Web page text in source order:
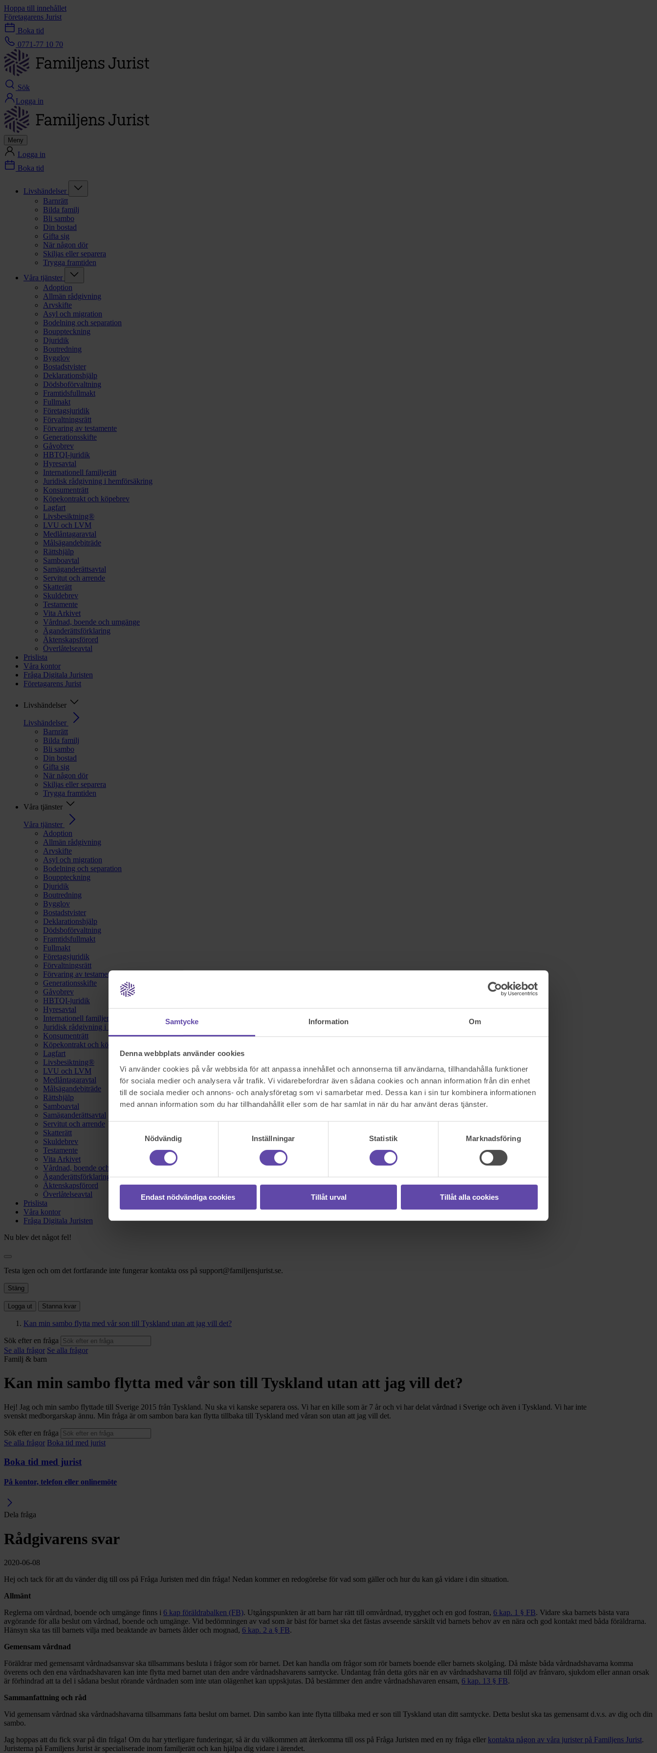
Samtycke Information Om
Denna webbplats använder cookies
Vi använder cookies på vår webbsida för att anpassa innehållet och annonserna till användarna, tillhandahålla funktioner
för sociala medier och analysera vår trafik. Vi vidarebefordrar även sådana cookies och annan information från din enhet
till de sociala medier och annons- och analysföretag som vi samarbetar med. Dessa kan i sin tur kombinera informationen
med annan information som du har tillhandahållit eller som de har samlat in när du har använt deras tjänster.
Nödvändig
Inställningar Statistik Marknadsföring
Endast nödvändiga cookies Tillåt urval Tillåt alla cookies
Hoppa till innehållet
Företagarens Jurist
Boka tid
0771-77 10 70
Sök
Logga in
Meny
Logga in
Boka tid
Livshändelser
Barnrätt
Bilda familj
Bli sambo
Din bostad
Gifta sig
När någon dör
Skiljas eller separera
Trygga framtiden
Våra tjänster
Adoption
Allmän rådgivning
Arvskifte
Asyl och migration
Bodelning och separation
Bouppteckning
Djuridik
Boutredning
Bygglov
Bostadstvister
Deklarationshjälp
Dödsboförvaltning
Framtidsfullmakt
Fullmakt
Företagsjuridik
Förvaltningsrätt
Förvaring av testamente
Generationsskifte
Gåvobrev
HBTQI-juridik
Hyresavtal
Internationell familjerätt
Juridisk rådgivning i hemförsäkring
Konsumenträtt
Köpekontrakt och köpebrev
Lagfart
Livsbesiktning®
LVU och LVM
Medlåntagaravtal
Målsägandebiträde
Rättshjälp
Samboavtal
Samäganderättsavtal
Servitut och arrende
Skatterätt
Skuldebrev
Testamente
Vita Arkivet
Vårdnad, boende och umgänge
Äganderättsförklaring
Äktenskapsförord
Överlåtelseavtal
Prislista
Våra kontor
Fråga Digitala Juristen
Företagarens Jurist
Livshändelser
Livshändelser
Barnrätt
Bilda familj
Bli sambo
Din bostad
Gifta sig
När någon dör
Skiljas eller separera
Trygga framtiden
Våra tjänster
Våra tjänster
Adoption
Allmän rådgivning
Arvskifte
Asyl och migration
Bodelning och separation
Bouppteckning
Djuridik
Boutredning
Bygglov
Bostadstvister
Deklarationshjälp
Dödsboförvaltning
Framtidsfullmakt
Fullmakt
Företagsjuridik
Förvaltningsrätt
Förvaring av testamente
Generationsskifte
Gåvobrev
HBTQI-juridik
Hyresavtal
Internationell familjerätt
Juridisk rådgivning i hemförsäkring
Konsumenträtt
Köpekontrakt och köpebrev
Lagfart
Livsbesiktning®
LVU och LVM
Medlåntagaravtal
Målsägandebiträde
Rättshjälp
Samboavtal
Samäganderättsavtal
Servitut och arrende
Skatterätt
Skuldebrev
Testamente
Vita Arkivet
Vårdnad, boende och umgänge
Äganderättsförklaring
Äktenskapsförord
Överlåtelseavtal
Prislista
Våra kontor
Fråga Digitala Juristen
Nu blev det något fel!
Testa igen och om det fortfarande inte fungerar kontakta oss på support@familjensjurist.se.
Stäng
Logga ut Stanna kvar
Kan min sambo flytta med vår son till Tyskland utan att jag vill det?
Sök efter en fråga
Se alla frågor Se alla frågor
Familj & barn
Kan min sambo flytta med vår son till Tyskland utan att jag vill det?
Hej! Jag och min sambo flyttade till Sverige 2015 från Tyskland. Nu ska vi kanske separera oss. Vi har en kille som är 7 år och vi har delat vårdnad i Sverige och även i Tyskland. Vi har inte
svenskt medborgarskap ännu. Min fråga är om sambon bara kan flytta tillbaka till Tyskland med våran son utan att jag vill det.
Sök efter en fråga
Se alla frågor Boka tid med jurist
Boka tid med jurist
På kontor, telefon eller onlinemöte
Dela fråga
Rådgivarens svar
2020-06-08
Hej och tack för att du vänder dig till oss på Fråga Juristen med din fråga! Nedan kommer en redogörelse för vad som gäller och hur du kan gå vidare i din situation.
Allmänt
Reglerna om vårdnad, boende och umgänge finns i 6 kap föräldrabalken (FB). Utgångspunkten är att barn har rätt till omvårdnad, trygghet och en god fostran, 6 kap. 1 § FB. Vidare ska barnets bästa vara
avgörande för alla beslut om vårdnad, boende och umgänge. Vid bedömningen av vad som är bäst för barnet ska det fästas avseende särskilt vid barnets behov av en nära och god kontakt med båda föräldrarna.
Hänsyn ska tas till barnets vilja med beaktande av barnets ålder och mognad, 6 kap. 2 a § FB.
Gemensam vårdnad
Föräldrar med gemensamt vårdnadsansvar ska tillsammans besluta i frågor som rör barnet. Det kan handla om frågor som rör barnets boende eller barnets skolgång. Då måste båda vårdnadshavarna komma
överens och den ena vårdnadshavaren kan inte flytta med barnet utan den andre vårdnadshavarens samtycke. Undantag från detta görs när en av vårdnadshavarna till följd av frånvaro, sjukdom eller annan orsak
är förhindrad att ta del i sådana beslut rörande vårdnaden som inte utan olägenhet kan uppskjutas. Då bestämmer den andre vårdnadshavaren ensam, 6 kap. 13 § FB.
Sammanfattning och råd
Vid gemensam vårdnad ska vårdnadshavarna tillsammans fatta beslut om barnet. Din sambo kan inte flytta tillbaka med er son till Tyskland utan ditt samtycke. Detta beslut ska tas gemensamt d.v.s. av dig och din
sambo.
Jag hoppas att du fick svar på din fråga! Om du har ytterligare funderingar, så är du välkommen att återkomma till oss på Fråga Juristen med en ny fråga eller kontakta någon av våra jurister på Familjens Jurist.
Juristerna på Familjens Jurist är specialiserade inom familjerätt och kan hjälpa dig vidare i ärendet.